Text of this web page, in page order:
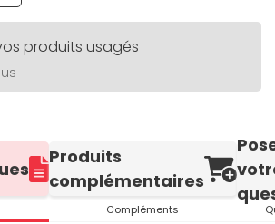
produits usagés
Produits
complémentaires
Compléments